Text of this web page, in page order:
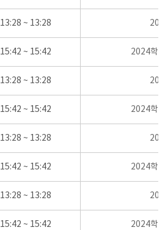
13:28 ~ 13:28
15:42 ~ 15:42 2024학
13:28 ~ 13:28
15:42 ~ 15:42 2024학
13:28 ~ 13:28
15:42 ~ 15:42 2024학
13:28 ~ 13:28
15:42 ~ 15:42 2024학